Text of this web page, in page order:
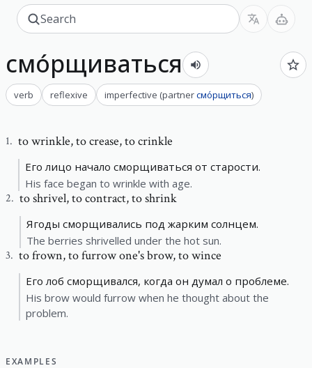
смо́рщиваться
verb reflexive imperfective (partnerсмо́рщиться)
1. to wrinkle,to crease, to crinkle
Его лицо начало сморщиваться от старости.
His face began to wrinkle with age.
2. to shrivel,to contract, to shrink
Ягоды сморщивались под жарким солнцем.
The berries shrivelled under the hot sun.
3. to frown,to furrow one's brow, to wince
Его лоб сморщивался, когда он думал о проблеме.
His brow would furrow when he thought about the
problem.
EXAMPLES